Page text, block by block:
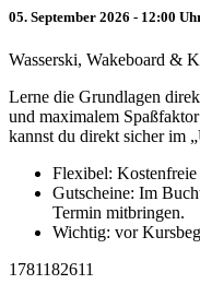
05. September 2026 - 12:00
Wasserski, Wakeboard &
Lerne die Grundlagen
und maximalem
kannst du direkt sicher im
Flexibel:
Gutscheine: Im
Termin mitbringen.
Wichtig: vor
1781182611